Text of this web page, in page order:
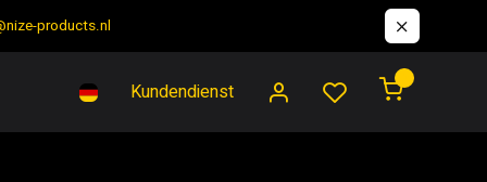
products.nl
Kundendienst